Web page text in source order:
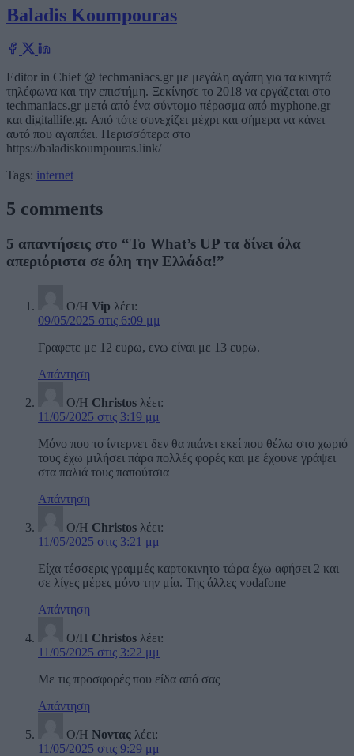
Baladis Koumpouras
Editor in Chief @ techmaniacs.gr με μεγάλη αγάπη για τα κινητά
τηλέφωνα και την επιστήμη. Ξεκίνησε το 2018 να εργάζεται στο
techmaniacs.gr μετά από ένα σύντομο πέρασμα από myphone.gr
και digitallife.gr. Από τότε συνεχίζει μέχρι και σήμερα να κάνει
αυτό που αγαπάει. Περισσότερα στο
https://baladiskoumpouras.link/
Tags: internet
5 comments
5 απαντήσεις στο “Το What’s UP τα δίνει όλα
απεριόριστα σε όλη την Ελλάδα!”
Ο/Η Vip λέει:
09/05/2025 στις 6:09 μμ
Γραφετε με 12 ευρω, ενω είναι με 13 ευρω.
Απάντηση
Ο/Η Christos λέει:
11/05/2025 στις 3:19 μμ
Μόνο που το ίντερνετ δεν θα πιάνει εκεί που θέλω στο χωριό
τους έχω μιλήσει πάρα πολλές φορές και με έχουνε γράψει
στα παλιά τους παπούτσια
Απάντηση
Ο/Η Christos λέει:
11/05/2025 στις 3:21 μμ
Είχα τέσσερις γραμμές καρτοκινητο τώρα έχω αφήσει 2 και
σε λίγες μέρες μόνο την μία. Της άλλες vodafone
Απάντηση
Ο/Η Christos λέει:
11/05/2025 στις 3:22 μμ
Με τις προσφορές που είδα από σας
Απάντηση
Ο/Η Νοντας λέει:
11/05/2025 στις 9:29 μμ